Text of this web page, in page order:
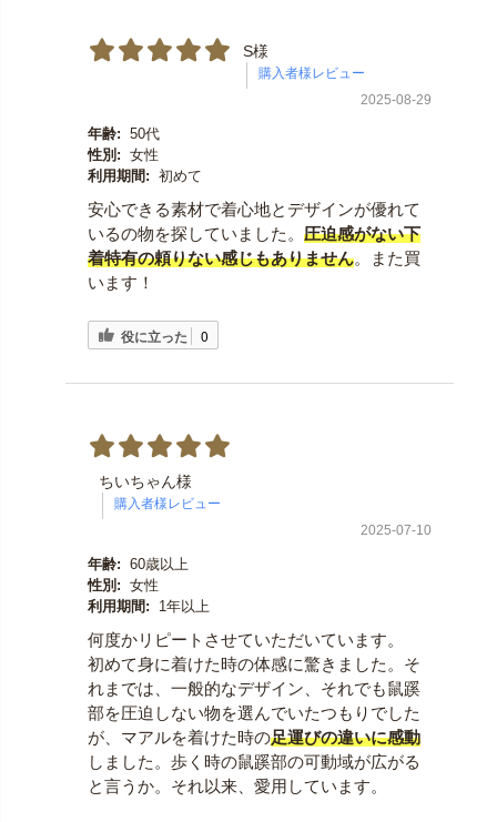
S様
2025-08-29
年齢: 50代
性別: 女性
利用期間: 初めて
安心できる素材で着心地とデザインが優れて
いるの物を探していました。 圧迫感がない下
着特有の頼りない感じもありません。また買
います！
役に立った 0
ちいちゃん様
2025-07-10
年齢: 60歳以上
性別: 女性
利用期間:
1年以上
何度かリピートさせていただいています。
初めて身に着けた時の体感に驚きました。そ
れまでは、一般的なデザイン、それでも鼠蹊
部を圧迫しない物を選んでいたつもりでした
が、マアルを着けた時の足運びの違いに感動
しました。歩く時の鼠蹊部の可動域が広がる
と言うか。それ以来、愛用しています。